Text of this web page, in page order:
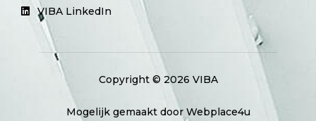
VIBA LinkedIn
Copyright © 2026 VIBA
Mogelijk gemaakt door Webplace4u